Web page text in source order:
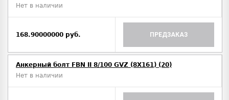
Нет в наличии
168.90000000 руб. ПРЕДЗАКАЗ
Анкерный болт FBN II 8/100 GVZ (8X161) (20)
Нет в наличии